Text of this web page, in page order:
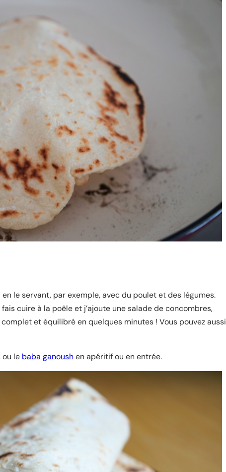
le servant, par exemple, avec du poulet et des légumes.
cuire à la poêle et j’ajoute une salade de concombres,
et équilibré en quelques minutes ! Vous pouvez aussi
ou le baba ganoushen apéritif ou en entrée.